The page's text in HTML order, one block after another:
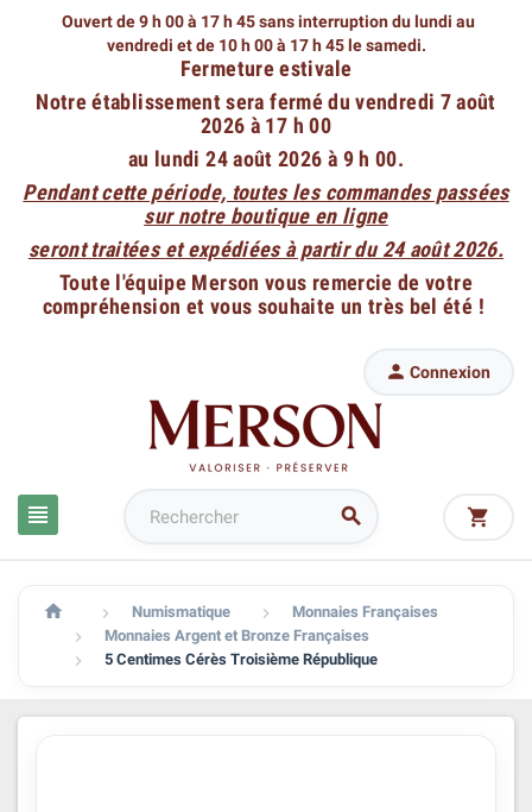
Ouvert de 9 h 00 à 17 h 45 sans interruption du lundi au
vendredi et de 10 h 00 à 17 h 45 le samedi.
Fermeture estivale
Notre établissement sera fermé du vendredi 7 août
2026 à 17 h 00
au lundi 24 août 2026 à 9 h 00.
Pendant cette période, toutes les commandes passées
sur notre boutique en ligne
seront traitées et expédiées à partir du 24 août 2026.
Toute l'équipe Merson vous remercie de votre
compréhension et vous souhaite un très bel été !
 
 Connexion

  Numismatique  Monnaies Françaises
 Monnaies Argent et Bronze Françaises
 5 Centimes Cérès Troisième République